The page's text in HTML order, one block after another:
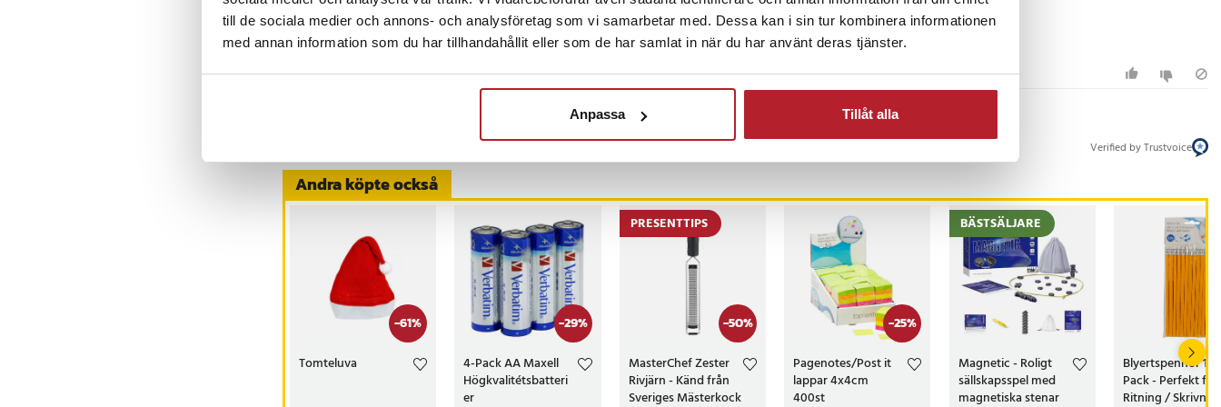
till de sociala medier och annons- och analysföretag som vi samarbetar med. Dessa kan i sin tur kombinera informationen
med annan information som du har tillhandahållit eller som de har samlat in när du har använt deras tjänster.
Anpassa Tillåt alla
fästa upp en dörr skylt på våran ytterdörr. Resultatet blev mycket bra .
Verified by Trustvoice
Andra köpte också
-61%
Tomteluva
-29%
4-Pack AA Maxell
Högkvalitétsbatteri
er
-50%
PRESENTTIPS
MasterChef Zester
Rivjärn - Känd från
Sveriges Mästerkock
-25%
Pagenotes/Post it
lappar 4x4cm
400st
BÄSTSÄLJARE
Magnetic - Roligt
sällskapsspel med
magnetiska stenar
Blyertspennor 12-
Pack - Perfekt för
Ritning /